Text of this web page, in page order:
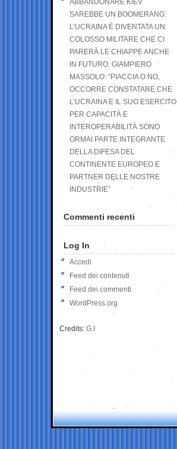
ABBANDONARE KIEV
SAREBBE UN BOOMERANG:
L’UCRAINA È DIVENTATA UN
COLOSSO MILITARE CHE CI
PARERÀ LE CHIAPPE ANCHE
IN FUTURO. GIAMPIERO
MASSOLO: “PIACCIA O NO,
OCCORRE CONSTATARE CHE
L’UCRAINA E IL SUO ESERCITO
PER CAPACITÀ E
INTEROPERABILITÀ SONO
ORMAI PARTE INTEGRANTE
DELLA DIFESA DEL
CONTINENTE EUROPEO E
PARTNER DELLE NOSTRE
INDUSTRIE”
Commenti recenti
Log In
Accedi
Feed dei contenuti
Feed dei commenti
WordPress.org
Credits: G.I